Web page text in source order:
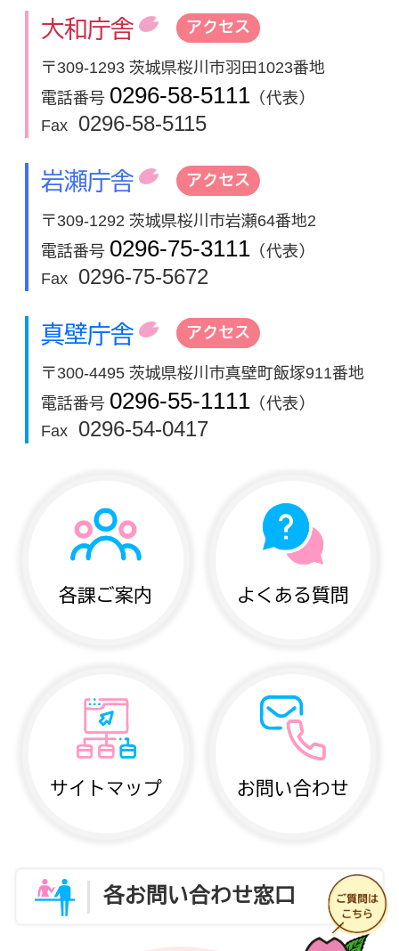
大和庁舎 アクセス
〒309-1293 茨城県桜川市羽田1023番地
電話番号 0296-58-5111 （代表）
Fax
0296-58-5115
岩瀬庁舎 アクセス
〒309-1292 茨城県桜川市岩瀬64番地2
電話番号 0296-75-3111 （代表）
Fax
0296-75-5672
真壁庁舎 アクセス
〒300-4495 茨城県桜川市真壁町飯塚911番地
電話番号 0296-55-1111 （代表）
Fax
0296-54-0417
各課ご案内 よくある質問
サイトマップ お問い合わせ
各お問い合わせ窓口